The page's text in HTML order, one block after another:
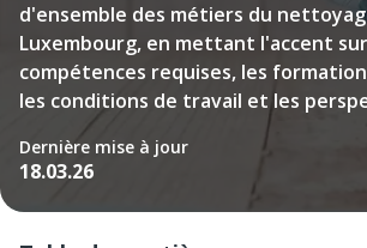
d'ensemble des métiers du
Luxembourg, en mettant l'accent
compétences requises, les
les conditions de travail et les
Dernière mise à jour
18.03.26